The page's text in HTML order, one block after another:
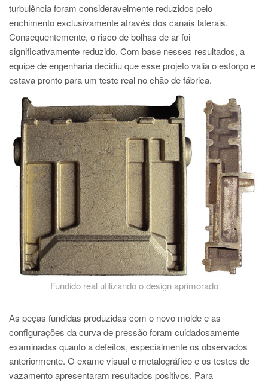
turbulência foram consideravelmente reduzidos pelo
enchimento exclusivamente através dos canais laterais.
Consequentemente, o risco de bolhas de ar foi
significativamente reduzido. Com base nesses resultados, a
equipe de engenharia decidiu que esse projeto valia o esforço e
estava pronto para um teste real no chão de fábrica.
Fundido real utilizando o design aprimorado
As peças fundidas produzidas com o novo molde e as
configurações da curva de pressão foram cuidadosamente
examinadas quanto a defeitos, especialmente os observados
anteriormente. O exame visual e metalográfico e os testes de
vazamento apresentaram resultados positivos. Para